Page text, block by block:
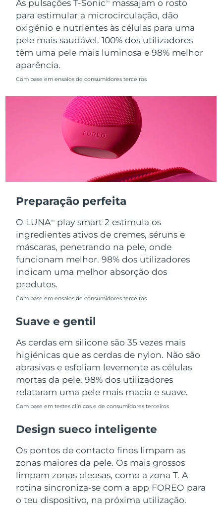
As pulsações T-SonicTM
massajam o rosto
para estimular a microcirculação, dão
oxigénio e nutrientes às células para uma
pele mais saudável. 100% dos utilizadores
têm uma pele mais luminosa e 98% melhor
aparência.
Com base em ensaios de consumidores terceiros
Preparação perfeita
O LUNATM
play smart 2 estimula os
ingredientes ativos de cremes, séruns e
máscaras, penetrando na pele, onde
funcionam melhor. 98% dos utilizadores
indicam uma melhor absorção dos
produtos.
Com base em ensaios de consumidores terceiros
Suave e gentil
As cerdas em silicone são 35 vezes mais
higiénicas que as cerdas de nylon. Não são
abrasivas e esfoliam levemente as células
mortas da pele. 98% dos utilizadores
relataram uma pele mais macia e suave.
Com base em testes clínicos e de consumidores terceiros
Design sueco inteligente
Os pontos de contacto finos limpam as
zonas maiores da pele. Os mais grossos
limpam zonas oleosas, como a zona T. A
rotina sincroniza-se com a app FOREO para
o teu dispositivo, na próxima utilização.
Singapura Entrega prevista
Eslováquia Entrega prevista8/10/26
Eslovênia
Coreia do Sul Entrega prevista
Entrega prevista
Suíça Entrega prevista8/10/26
Taiwan
Tailândia
Turquia Entrega prevista
Emirados Árabes
Unidos
Uzbequistão Entrega prevista8/15/26
Vietnã Entrega prevista